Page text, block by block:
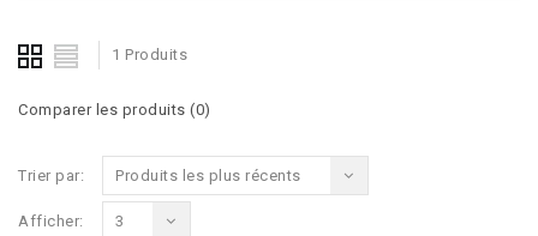
1 Produits
Comparer les produits (0)
Trier par: Produits les plus récents
Afficher: 3